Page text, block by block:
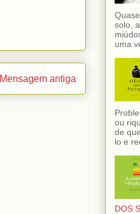
Mensagem antiga
solo,
uma
ou
de
lo e
DOS